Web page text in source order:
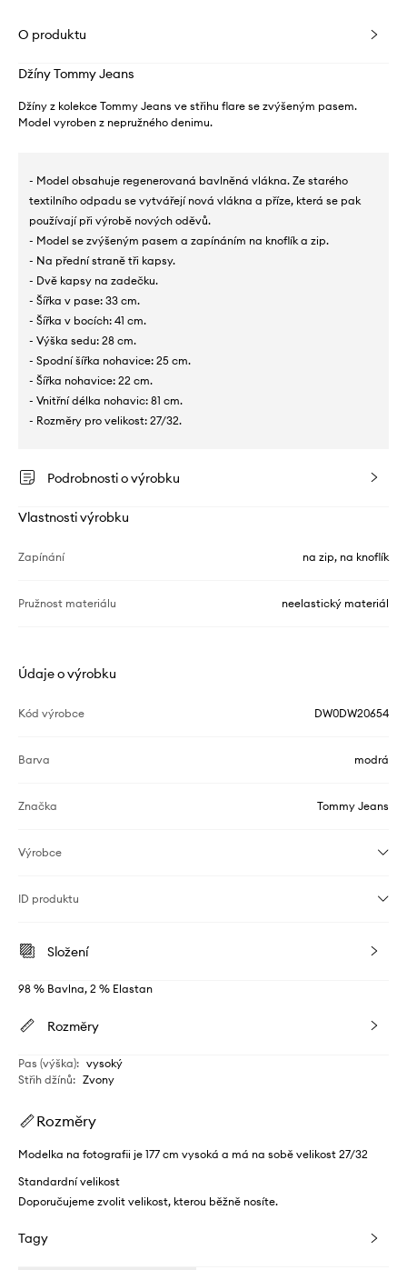
O produktu
Džíny Tommy Jeans
Džíny z kolekce Tommy Jeans ve střihu flare se zvýšeným pasem.
Model vyroben z nepružného denimu.
- Model obsahuje regenerovaná bavlněná vlákna. Ze starého
textilního odpadu se vytvářejí nová vlákna a příze, která se pak
používají při výrobě nových oděvů.
- Model se zvýšeným pasem a zapínáním na knoflík a zip.
- Na přední straně tři kapsy.
- Dvě kapsy na zadečku.
- Šířka v pase: 33 cm.
- Šířka v bocích: 41 cm.
- Výška sedu: 28 cm.
- Spodní šířka nohavice: 25 cm.
- Šířka nohavice: 22 cm.
- Vnitřní délka nohavic: 81 cm.
- Rozměry pro velikost: 27/32.
Podrobnosti o výrobku
Vlastnosti výrobku
Zapínání na zip, na knoflík
Pružnost materiálu neelastický materiál
Údaje o výrobku
Kód výrobce DW0DW20654
Barva modrá
Značka Tommy Jeans
Výrobce
ID produktu
Složení
98 % Bavlna, 2 % Elastan
Rozměry
Pas (výška): vysoký
Střih džínů: Zvony
Rozměry
Modelka na fotografii je 177 cm vysoká a má na sobě velikost 27/32
Standardní velikost
Doporučujeme zvolit velikost, kterou běžně nosíte.
Tagy